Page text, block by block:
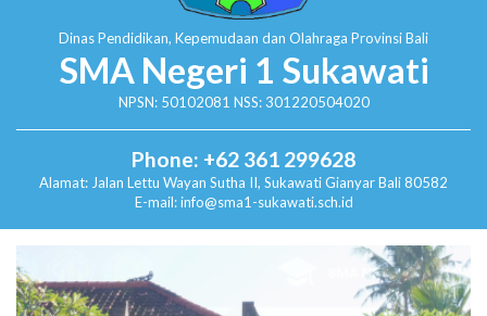
Dinas Pendidikan, Kepemudaan dan Olahraga Provinsi Bali
SMA Negeri 1 Sukawati
NPSN: 50102081 NSS: 301220504020
Phone: +62 361 299628
Alamat: Jalan Lettu Wayan Sutha II, SukawatiGianyar Bali 80582
E-mail: info@sma1-sukawati.sch.id